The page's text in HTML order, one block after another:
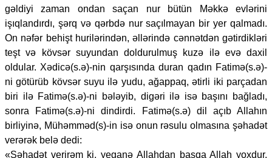
gəldiyi zaman ondan saçan nur bütün Məkkə evlərini
işıqlandırdı, şərq və qərbdə nur saçılmayan bir yer qalmadı.
On nəfər behişt hurilərindən, əllərində cənnətdən gətirdikləri
teşt və kövsər suyundan doldurulmuş kuzə ilə evə daxil
oldular. Xədicə(s.ə)-nin qarşısında duran qadın Fatimə(s.ə)-
ni götürüb kövsər suyu ilə yudu, ağappaq, ətirli iki parçadan
biri ilə Fatimə(s.ə)-ni bələyib, digəri ilə isə başını bağladı,
sonra Fatimə(s.ə)-ni dindirdi. Fatimə(s.ə) dil açıb Allahın
birliyinə, Mühəmməd(s)-in isə onun rəsulu olmasına şəhadət
verərək belə dedi:
«Şəhadət verirəm ki, yeganə Allahdan başqa Allah yoxdur.